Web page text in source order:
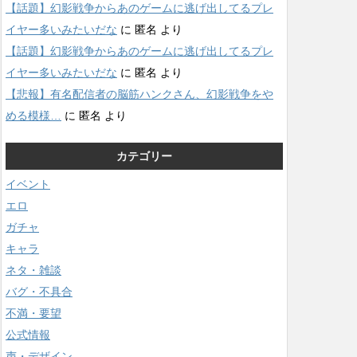
【話題】幻影戦争からあのゲームに逃げ出してるプレ
イヤー多いみたいだな に 匿名 より
【話題】幻影戦争からあのゲームに逃げ出してるプレ
イヤー多いみたいだな に 匿名 より
【悲報】有名配信者の脳筋ハンクさん、幻影戦争をや
める模様…
に 匿名 より
カテゴリー
イベント
エロ
ガチャ
キャラ
ネタ・雑談
バグ・不具合
不満・要望
公式情報